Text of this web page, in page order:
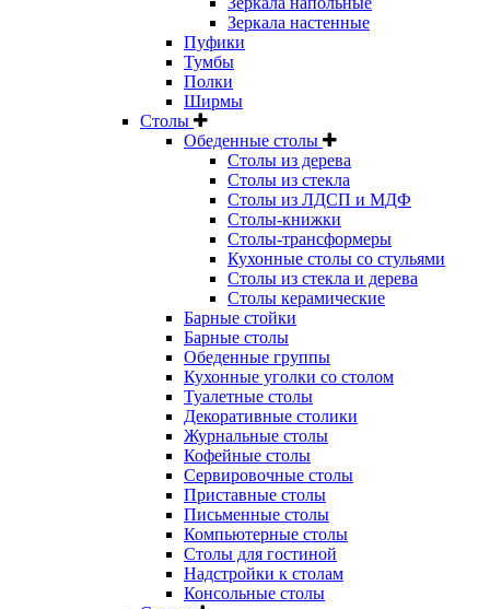
Зеркала настенные
Пуфики
Тумбы
Полки
Ширмы
Столы
Обеденные столы
Столы из дерева
Столы из стекла
Столы из ЛДСП и МДФ
Столы-книжки
Столы-трансформеры
Кухонные столы со стульями
Столы из стекла и дерева
Столы керамические
Барные стойки
Барные столы
Обеденные группы
Кухонные уголки со столом
Туалетные столы
Декоративные столики
Журнальные столы
Кофейные столы
Сервировочные столы
Приставные столы
Письменные столы
Компьютерные столы
Столы для гостиной
Надстройки к столам
Консольные столы